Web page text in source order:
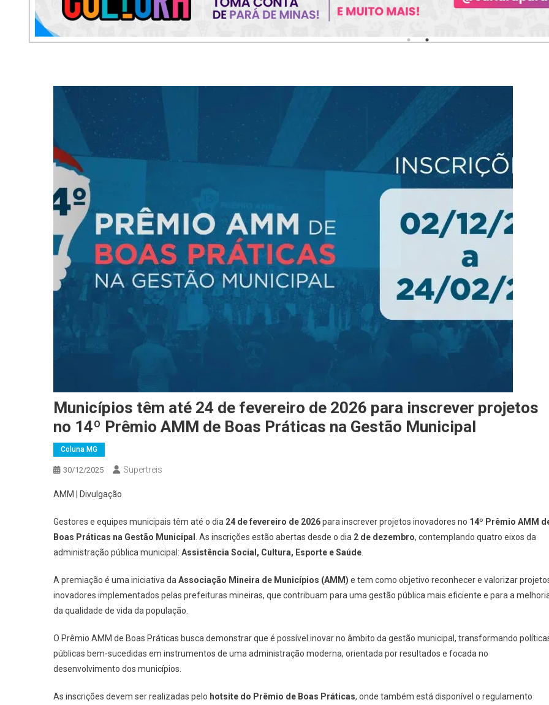
Municípios têm até 24 de fevereiro de 2026 para inscrever projetos
no 14º Prêmio AMM de Boas Práticas na Gestão Municipal
Coluna MG
30/12/2025 Supertreis
AMM | Divulgação
Gestores e equipes municipais têm até o dia 24 de fevereiro de 2026para inscrever projetos inovadores no 14º Prêmio AMM
Boas Práticas na Gestão Municipal . As inscrições estão abertas desde o dia 2 de dezembro, contemplando quatro eixos da
administração pública municipal: Assistência Social, Cultura, Esporte e Saúde.
A premiação é uma iniciativa daAssociação Mineira de Municípios (AMM) e tem como objetivo reconhecer e valorizar
inovadores implementados pelas prefeituras mineiras, que contribuam para uma gestão pública mais eficiente e para a
da qualidade de vida da população.
O Prêmio AMM de Boas Práticas busca demonstrar que é possível inovar no âmbito da gestão municipal, transformando
públicas bem-sucedidas em instrumentos de uma administração moderna, orientada por resultados e focada no
desenvolvimento dos municípios.
As inscrições devem ser realizadas pelo hotsite do Prêmio de Boas Práticas, onde também está disponível o regulamento